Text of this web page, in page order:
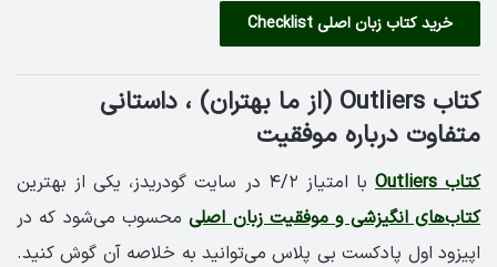
خرید کتاب زبان اصلی Checklist
کتاب Outliers ( از ما بهتران) ، داستانی
متفاوت درباره موفقیت
کتاب Outliers
با امتیاز ۴/۲ در سایت گودریدز، یکی از بهترین
کتاب‌های انگیزشی و موفقیت زبان اصلیمحسوب می‌شود که در
اپیزود اول پادکست بی پلاس می‌توانید به خلاصه آن گوش کنید.